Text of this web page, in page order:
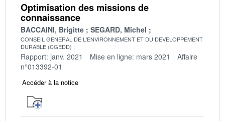
Optimisation des missions de
connaissance
BACCAINI, Brigitte SEGARD, Michel
CONSEIL GENERAL DE L'ENVIRONNEMENT ET DU DEVELOPPEMENT
DURABLE (CGEDD)
Rapport: janv. 2021 Mise en ligne: mars 2021
Affaire
n°013392-01
Accéder à la notice